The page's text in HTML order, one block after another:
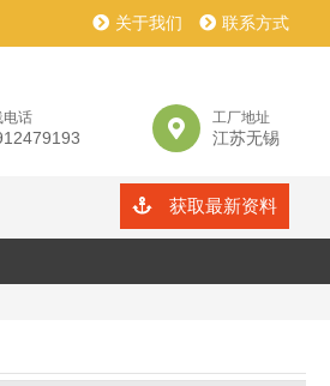
关于我们 联系方式
电话 工厂地址
江苏无锡
获取最新资料